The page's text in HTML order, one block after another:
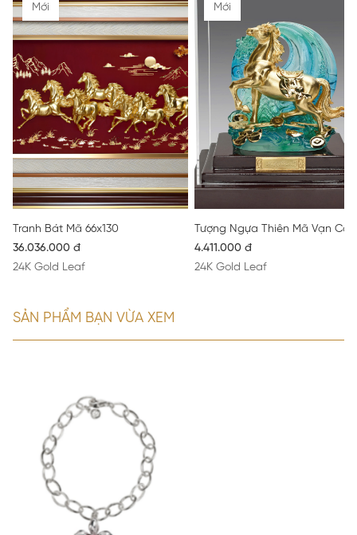
Mới
Tranh Bát Mã 66x130
36.036.000 đ
24K Gold Leaf
Mới
Tượng Ngựa Thiên Mã Vạn Cát
4.411.000 đ
24K Gold Leaf
SẢN PHẨM BẠN VỪA XEM